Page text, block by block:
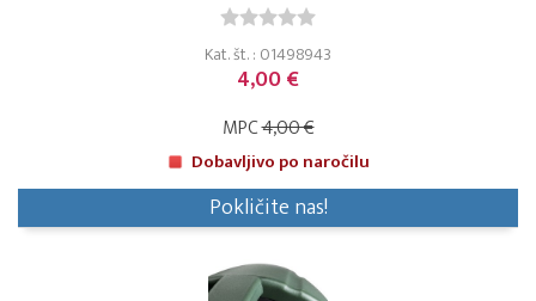
Kat. št. : 01498943
4,00 €
MPC4,00 €
Dobavljivo po naročilu
Pokličite nas!